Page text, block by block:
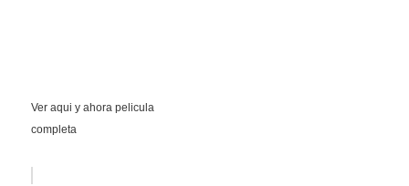
Ver aqui y ahora pelicula
completa